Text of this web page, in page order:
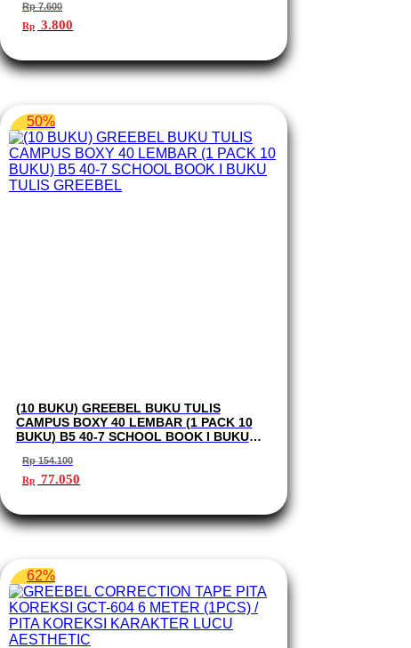
Rp7.600
Harga
aslinya
Rp 7.600.
Rp 3.800saat
adalah:
Rp 3.800.
50%
(10 BUKU) GREEBEL BUKU TULIS
CAMPUS BOXY 40 LEMBAR (1 PACK 10
BUKU) B5 40-7 SCHOOL BOOK I BUKU
Rp154.100
Harga
aslinya
Rp 154.100.
Rp 77.050saat
adalah:
Rp 77.050.
62%